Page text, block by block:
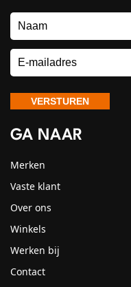
GA NAAR
Merken
Vaste klant
Over ons
Winkels
Werken bij
Contact